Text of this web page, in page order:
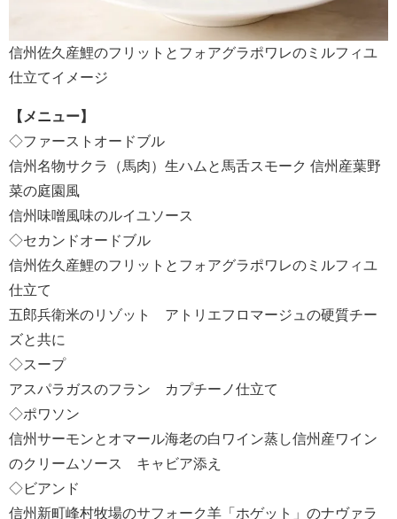
信州佐久産鯉のフリットとフォアグラポワレのミルフィユ
仕立てイメージ
【メニュー】
◇ファーストオードブル
信州名物サクラ（馬肉）生ハムと馬舌スモーク 信州産葉野
菜の庭園風
信州味噌風味のルイユソース
◇セカンドオードブル
信州佐久産鯉のフリットとフォアグラポワレのミルフィユ
仕立て
五郎兵衛米のリゾット アトリエフロマージュの硬質チー
ズと共に
◇スープ
アスパラガスのフラン カプチーノ仕立て
◇ポワソン
信州サーモンとオマール海老の白ワイン蒸し信州産ワイン
のクリームソース キャビア添え
◇ビアンド
信州新町峰村牧場のサフォーク羊「ホゲット」のナヴァラ